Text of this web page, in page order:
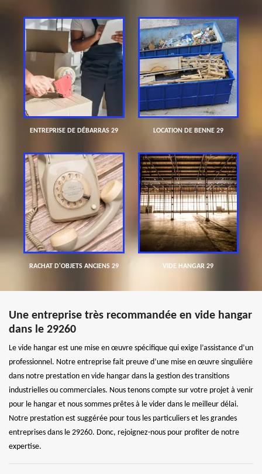
ENTREPRISE DE DÉBARRAS 29 LOCATION DE BENNE 29
RACHAT D'OBJETS ANCIENS 29 VIDE HANGAR 29
Une entreprise très recommandée en vide hangar
dans le 29260
Le vide hangar est une mise en œuvre spécifique qui exige l’assistance d’un
professionnel. Notre entreprise fait preuve d’une mise en œuvre singulière
dans notre prestation en vide hangar dans la gestion des transitions
industrielles ou commerciales. Nous tenons compte sur votre projet à venir
pour le hangar et nous sommes prêtes à le vider dans le meilleur délai.
Notre prestation est suggérée pour tous les particuliers et les grandes
entreprises dans le 29260. Donc, rejoignez-nous pour profiter de notre
expertise.